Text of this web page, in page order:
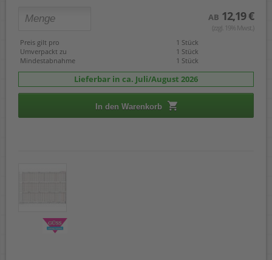
AB 12,19 €
(zzgl. 19% Mwst.)
Preis gilt pro
1 Stück
Umverpackt zu
1 Stück
Mindestabnahme
1 Stück
Lieferbar in ca. Juli/August 2026
In den Warenkorb